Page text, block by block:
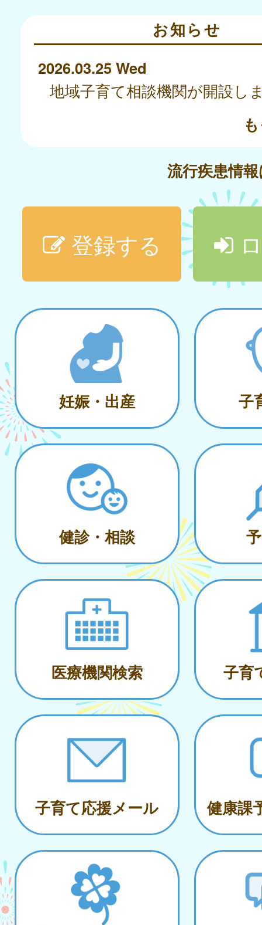
お知らせ
2026.03.25 Wed
地域子育て相談機関が開設し
流行疾患情
登録する
妊娠・出産 子
健診・相談
医療機関検索 子育
子育て応援メール 健康課